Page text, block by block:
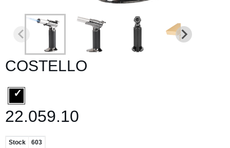
COSTELLO
22.059.10
Stock 603